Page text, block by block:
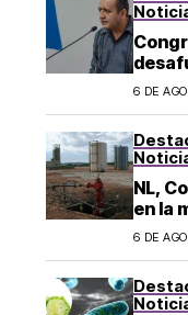
6 DE
NL,
en la
6 DE